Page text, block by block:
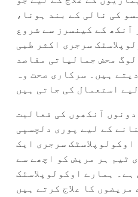
کی نالی کے بند ہونا،
آنکھ کے کینسرز سے شروع
سرجری اکثر طبی
محض جمالیاتی مقاصد
ہیں۔ سرکاری صحت وہ
آنکھوں کی فعالیت
کے لیے پوری دلچسپی
سرجری ایک
ٹیم ہر مریض کو اچھے سے
ہمارے اوکولوپلاسٹک
کا علاج کرتے ہیں